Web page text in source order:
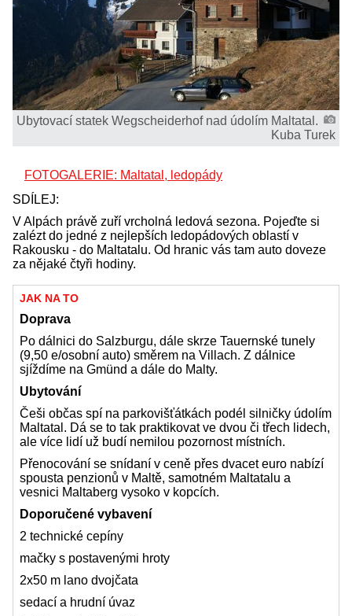
Ubytovací statek Wegscheiderhof nad údolím Maltatal.
Kuba Turek
FOTOGALERIE: Maltatal, ledopády
SDÍLEJ:
V Alpách právě zuří vrcholná ledová sezona. Pojeďte si
zalézt do jedné z nejlepších ledopádových oblastí v
Rakousku - do Maltatalu. Od hranic vás tam auto doveze
za nějaké čtyři hodiny.
JAK NA TO
Doprava
Po dálnici do Salzburgu, dále skrze Tauernské tunely
(9,50 e/osobní auto) směrem na Villach. Z dálnice
sjíždíme na Gmünd a dále do Malty.
Ubytování
Češi občas spí na parkovišťátkách podél silničky údolím
Maltatal. Dá se to tak praktikovat ve dvou či třech lidech,
ale více lidí už budí nemilou pozornost místních.
Přenocování se snídaní v ceně přes dvacet euro nabízí
spousta penzionů v Maltě, samotném Maltatalu a
vesnici Maltaberg vysoko v kopcích.
Doporučené vybavení
2 technické cepíny
mačky s postavenými hroty
2x50 m lano dvojčata
sedací a hrudní úvaz